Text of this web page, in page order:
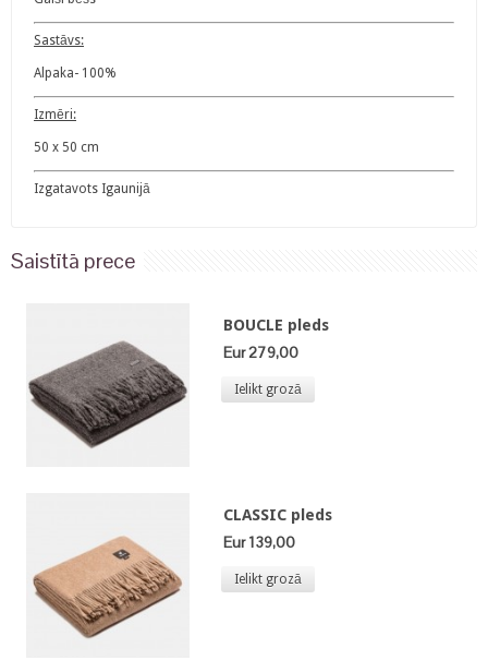
Sastāvs:
Alpaka- 100%
Izmēri:
50 x 50 cm
Izgatavots Igaunijā
Saistītā prece
BOUCLE pleds
Eur 279,00
Ielikt grozā
CLASSIC pleds
Eur 139,00
Ielikt grozā